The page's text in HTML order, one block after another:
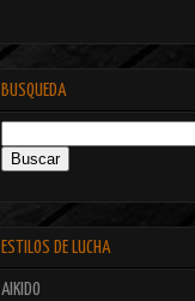
BUSQUEDA
ESTILOS DE LUCHA
AIKIDO